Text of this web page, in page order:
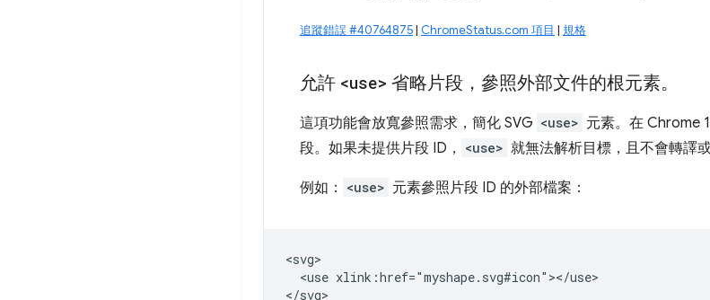
追蹤錯誤 #40764875| ChromeStatus.com 項目 | 規格
允許 <use> 省略片段，參照外部文件的根元素。
這項功能會放寬參照需求，簡化 SVG <use> 元素。在 Chrome
段。如果未提供片段 ID，
<use> 就無法解析目標，且不會轉譯
例如： <use> 元素參照片段 ID 的外部檔案：
<svg>
  <use xlink:href="myshape.svg#icon"></use>